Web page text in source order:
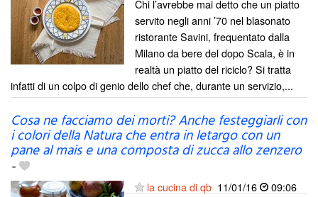
Chi l’avrebbe mai detto che un piatto
servito negli anni ’70 nel blasonato
ristorante Savini, frequentato dalla
Milano da bere del dopo Scala, è in
realtà un piatto del riciclo? Si tratta
infatti di un colpo di genio dello chef che, durante un servizio,...
Cosa ne facciamo dei morti? Anche festeggiarli con
i colori della Natura che entra in letargo con un
pane al mais e una composta di zucca allo zenzero
-
la cucina di qb 11/01/16
09:06